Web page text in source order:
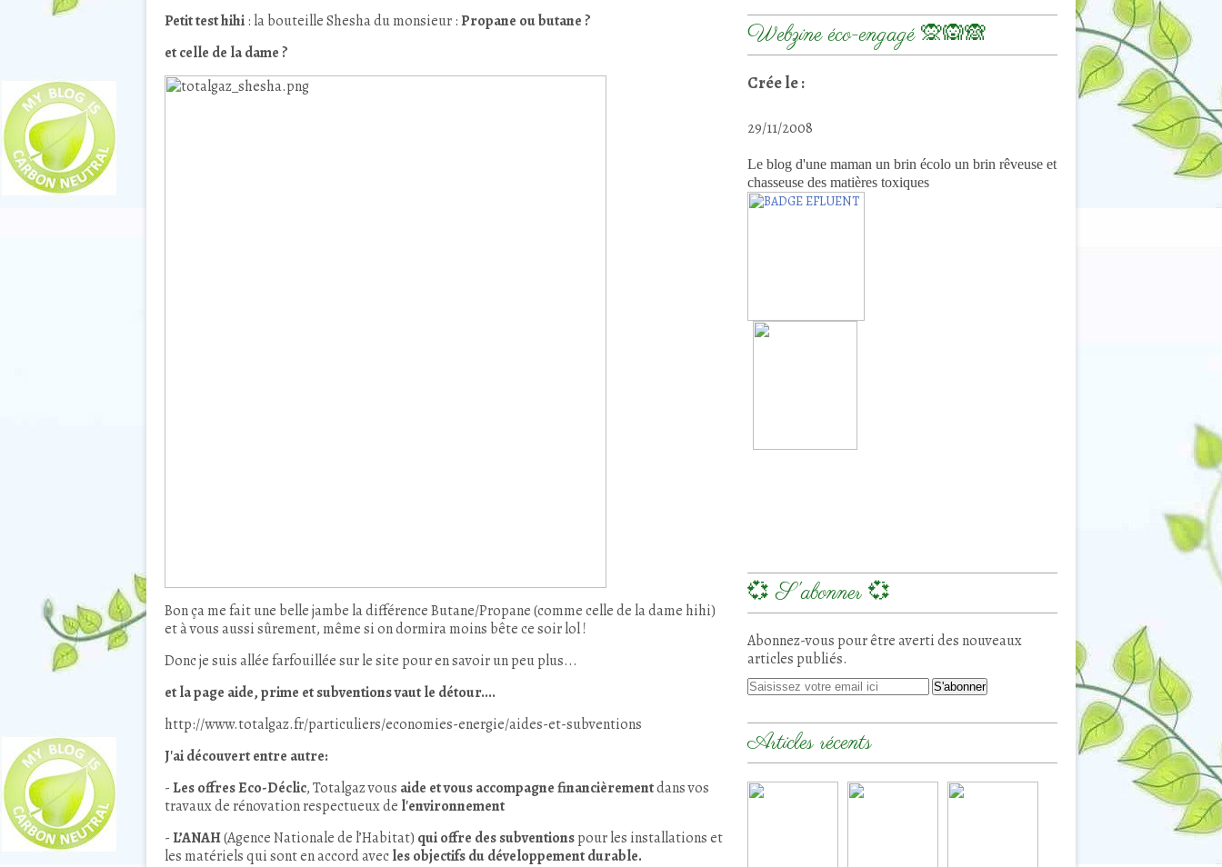
Petit test hihi : la bouteille Shesha du monsieur :Propane ou butane ?
et celle de la dame ?
Bon ça me fait une belle jambe la différence Butane/Propane (comme celle de la dame hihi)
et à vous aussi sûrement, même si on dormira moins bête ce soir lol !
Donc je suis allée farfouillée sur le site pour en savoir un peu plus...
et la page aide, prime et subventions vaut le détour....
http://www.totalgaz.fr/particuliers/economies-energie/aides-et-subventions
J'ai découvert entre autre:
- Les offres Eco-Déclic, Totalgaz vous aide et vous accompagne financièrementdans vos
travaux de rénovation respectueux de l'environnement
- L’ANAH(Agence Nationale de l’Habitat) qui offre des subventionspour les installations et
les matériels qui sont en accord avecles objectifs du développement durable.
Webzine éco-engagé 🙊🙉🙈
Crée le :
29/11/2008
Le blog d'une maman un brin écolo un brin rêveuse et
chasseuse des matières toxiques
💞 S'abonner 💞
Abonnez-vous pour être averti des nouveaux
articles publiés.
Articles récents